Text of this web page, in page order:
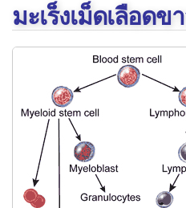
ระบบย่อยอาหาร
เนื้องอกไม่ร้ายที่ก
มะเร็งกระเพาะอา
ติ่งเนื้อที่ลำไส้ใหญ่
มะเร็งลำไส้ใหญ่
มะเร็งเม็ดเลือดข